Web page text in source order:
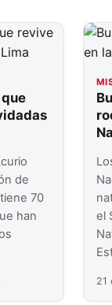
de
70
han
el
21